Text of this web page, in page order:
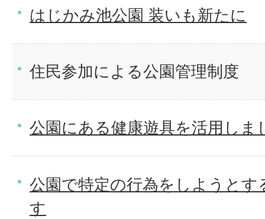
はじかみ池公園 装いも新たに
住民参加による公園管理制度
公園にある健康遊具を活用しま
公園で特定の行為をしようとす
す